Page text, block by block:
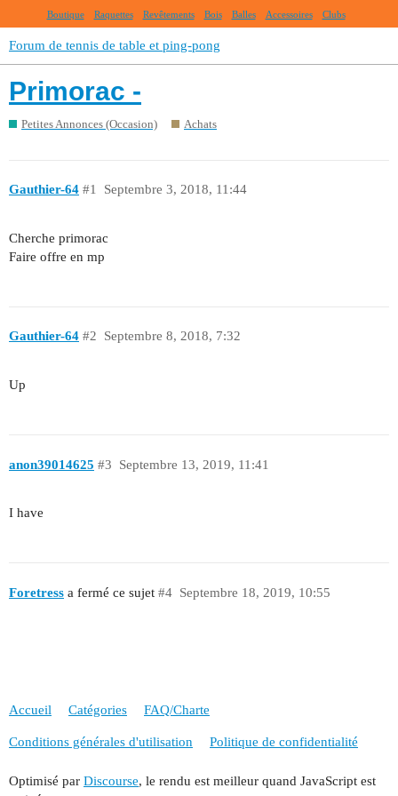
Boutique Raquettes Revêtements Bois Balles Accessoires Clubs
Forum de tennis de table et ping-pong
Primorac -
Petites Annonces (Occasion) Achats
Gauthier-64 Septembre 3, 2018, 11:44
#1
Cherche primorac
Faire offre en mp
Gauthier-64 Septembre 8, 2018, 7:32
#2
Up
anon39014625 Septembre 13, 2019, 11:41
#3
I have
Foretress a fermé ce sujet Septembre 18, 2019, 10:55
#4
Accueil Catégories FAQ/Charte
Conditions générales d'utilisation Politique de confidentialité
Optimisé par Discourse, le rendu est meilleur quand JavaScript est